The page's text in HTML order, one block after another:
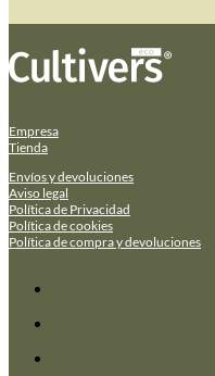
Empresa
Tienda
Envíos y devoluciones
Aviso legal
Política de Privacidad
Política de cookies
Política de compra y devoluciones